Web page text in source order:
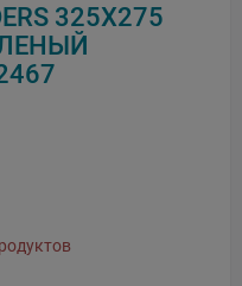
325X275